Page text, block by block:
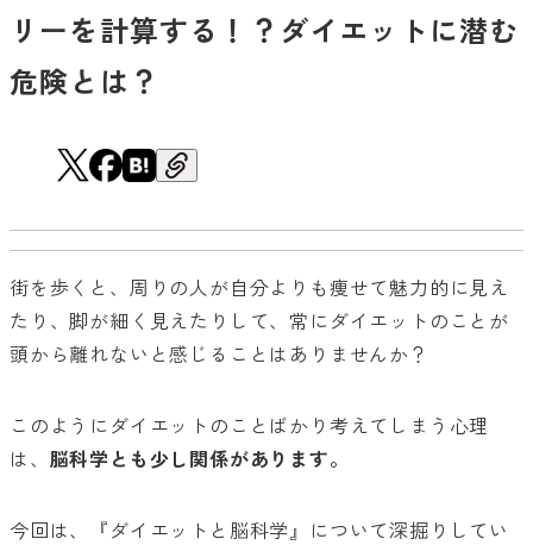
リーを計算する！？ダイエットに潜む
危険とは？
街を歩くと、周りの人が自分よりも痩せて魅力的に見え
たり、脚が細く見えたりして、常にダイエットのことが
頭から離れないと感じることはありませんか？
このようにダイエットのことばかり考えてしまう心理
は、 脳科学とも少し関係があります。
今回は、『ダイエットと脳科学』について深掘りしてい